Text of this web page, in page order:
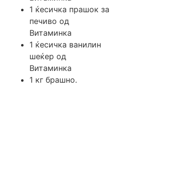
1 ќесичка прашок за
печиво од
Витаминка
1 ќесичка ванилин
шеќер од
Витаминка
1 кгбрашно.